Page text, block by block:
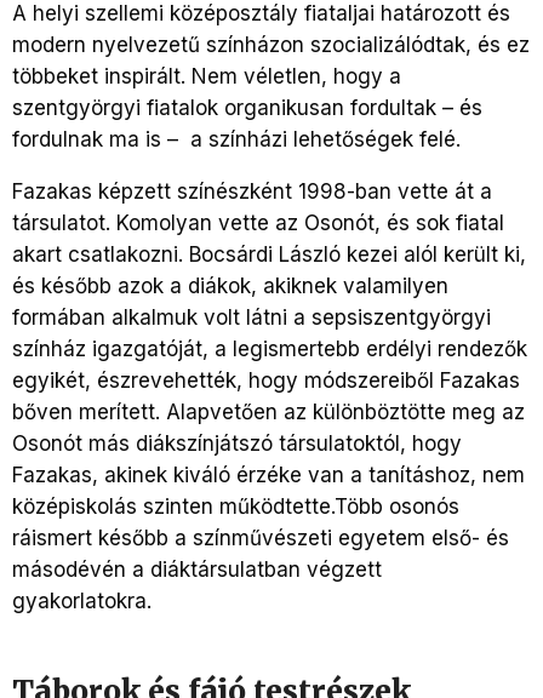
A helyi szellemi középosztály fiataljai határozott és
modern nyelvezetű színházon szocializálódtak, és ez
többeket inspirált. Nem véletlen, hogy a
szentgyörgyi fiatalok organikusan fordultak – és
fordulnak ma is – a színházi lehetőségek felé.
Fazakas képzett színészként 1998-ban vette át a
társulatot. Komolyan vette az Osonót, és sok fiatal
akart csatlakozni. Bocsárdi László kezei alól került ki,
és később azok a diákok, akiknek valamilyen
formában alkalmuk volt látni a sepsiszentgyörgyi
színház igazgatóját, a legismertebb erdélyi rendezők
egyikét, észrevehették, hogy módszereiből Fazakas
bőven merített. Alapvetően az különböztötte meg az
Osonót más diákszínjátszó társulatoktól, hogy
Fazakas, akinek kiváló érzéke van a tanításhoz, nem
középiskolás szinten működtette.Több osonós
ráismert később a színművészeti egyetem első- és
másodévén a diáktársulatban végzett
gyakorlatokra.